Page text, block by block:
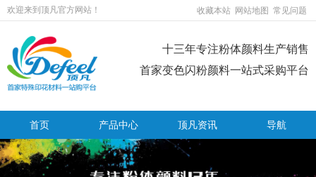
欢迎来到顶凡官方网站！ 收藏本站 网站地图 常见问题
十三年专注粉体颜料生产销售
首家变色闪粉颜料一站式采购平台
首页 产品中心 顶凡资讯 导航